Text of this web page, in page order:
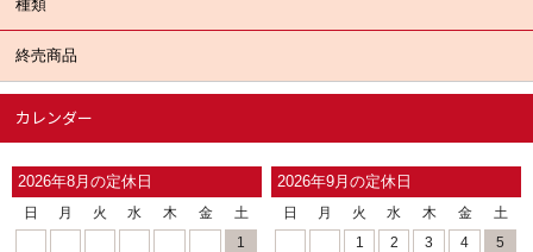
種類
終売商品
カレンダー
2026年8月の定休日
日 月 火 水 木 金
土
1
2026年9月の定休日
日 月 火 水 木 金
土
1
2 3 4
5